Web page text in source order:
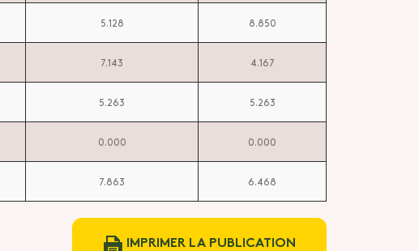
5.128 8.850
7.143 4.167
5.263 5.263
0.000 0.000
7.863 6.468
IMPRIMER LA PUBLICATION